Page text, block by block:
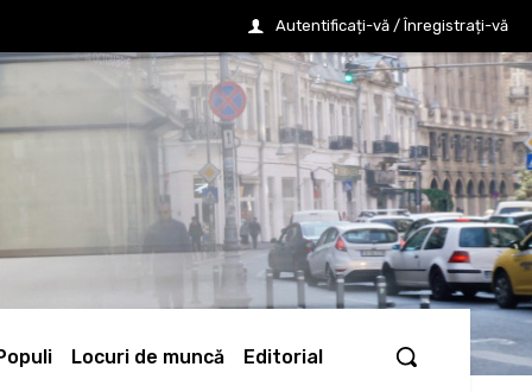
Autentificați-vă / Înregistrați-vă
Locuri de muncă Editorial